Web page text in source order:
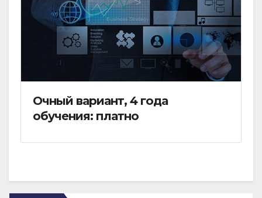
Очный вариант, 4 года
обучения: платно